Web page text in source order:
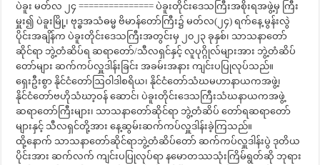
ပဲခူး မတ်လ ၂၄ =============== ပဲခူးတိုင်းဒေသကြီးအစိုးရအဖွဲ့မှ ကြီး
မှူး၍ ပဲခူးမြို့၊ ဗုဒ္ဓအသံဓမ္မ ဗိမာန်‌တော်ကြီး၌ မတ်လ(၂၄) ရက်နေ့ မွန်းလွဲ
ပိုင်းအချိန်က ပဲခူးတိုင်းဒေသကြီးအတွင်းမှ ၂၀၂၃ ခုနှစ်၊ သာသနာတော်
ဆိုင်ရာ ဘွဲ့တံဆိပ်ရ ဆရာတော်/သီလရှင်နှင့် လူပုဂ္ဂိုလ်များအား ဘွဲ့တံဆိပ်
တော်များ ဆက်ကပ်လှူဒါန်းခြင်း အခမ်းအနား ကျင်းပပြုလုပ်သည်။
ရှေးဦးစွာ နိုင်ငံတော်ဩဝါဒါစရိယ၊ နိုင်ငံတော်သံဃမဟာနာယကအဖွဲ့၊
နိုင်ငံတော်ဗဟိုသံဃာ့ဝန် ဆောင်၊ ပဲခူးတိုင်းဒေသကြီးသံဃနာယကအဖွဲ့
ဆရာတော်ကြီးများ၊ သာသနာတော်ဆိုင်ရာ ဘွဲ့တံဆိပ် တော်ရဆရာတော်
များနှင့် သီလရှင်တို့အား နေ့ဆွမ်းဆက်ကပ်လှူဒါန်းခဲ့ကြသည်။
ထို့နောက် သာသနာတော်ဆိုင်ရာဘွဲ့တံဆိပ်တော် ဆက်ကပ်လှူဒါန်းပွဲ ဒုတိယ
ပိုင်းအား ဆက်လက် ကျင်းပပြုလုပ်ရာ နမောတဿသုံးကြိမ်ရွတ်ဆို ဘုရား